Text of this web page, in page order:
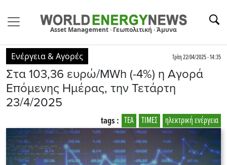
Asset Management · Γεωπολιτική · Άμυνα
Ενέργεια & Αγορές Τρίτη 22/04/2025 - 14:35
Στα 103,36 ευρώ/MWh (-4%) η Αγορά
Επόμενης Ημέρας, την Τετάρτη
23/4/2025
ηλεκτρική ενέργεια
ΤΙΜΕΣ
ΤΕΑ
tags :